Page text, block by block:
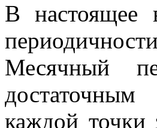
В настоящее
Месячный
каждой точки